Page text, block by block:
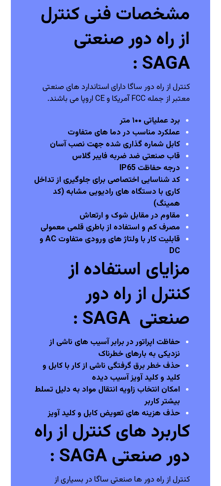
مشخصات فنی کنترل
از راه دور صنعتی
SAGA :
کنترل از راه دور ساگا دارای استاندارد های صنعتی
معتبر از جمله FCC آمریکا و CE اروپا می باشند.
برد عملیاتی ۱۰۰ متر
عملکرد مناسب در دما های متفاوت
کابل شماره گذاری شده جهت نصب آسان
قاب صنعتی ضد ضربه فایبر گلاس
درجه حفاظت IP65
کد شناسایی اختصاصی برای جلوگیری از تداخل
کاری با دستگاه های رادیویی مشابه (کد
همینگ)
مقاوم در مقابل شوک و ارتعاش
مصرف کم و استفاده از باطری قلمی معمولی
قابلیت کار با ولتاژ های ورودی متفاوت AC و
DC
مزایای استفاده از
کنترل از راه دور
صنعتی SAGA :
حفاظت اپراتور در برابر آسیب های ناشی از
نزدیکی به بارهای خطرناک
حذف خطر برق گرفتگی ناشی از کار با کابل و
کلید و کلید آویز آسیب دیده
امکان انتخاب زاویه انتقال مواد به دلیل تسلط
بیشتر کاربر
حذف هزینه های تعویض کابل و کلید آویز
کاربرد های کنترل از راه
دور صنعتی SAGA :
کنترل از راه دور ها صنعتی ساگا در بسیاری از